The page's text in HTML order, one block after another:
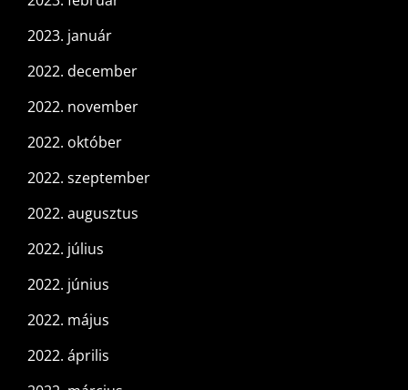
2023. január
2022. december
2022. november
2022. október
2022. szeptember
2022. augusztus
2022. július
2022. június
2022. május
2022. április